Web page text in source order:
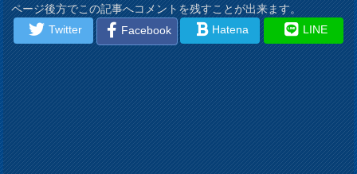
ページ後方でこの記事へコメントを残すことが出来ます。
Twitter
Facebook Hatena LINE